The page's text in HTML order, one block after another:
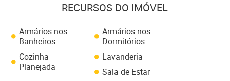
RECURSOS DO IMÓVEL
Armários nos
Banheiros
Armários nos
Dormitórios
Cozinha
Planejada
Lavanderia
Sala de Estar